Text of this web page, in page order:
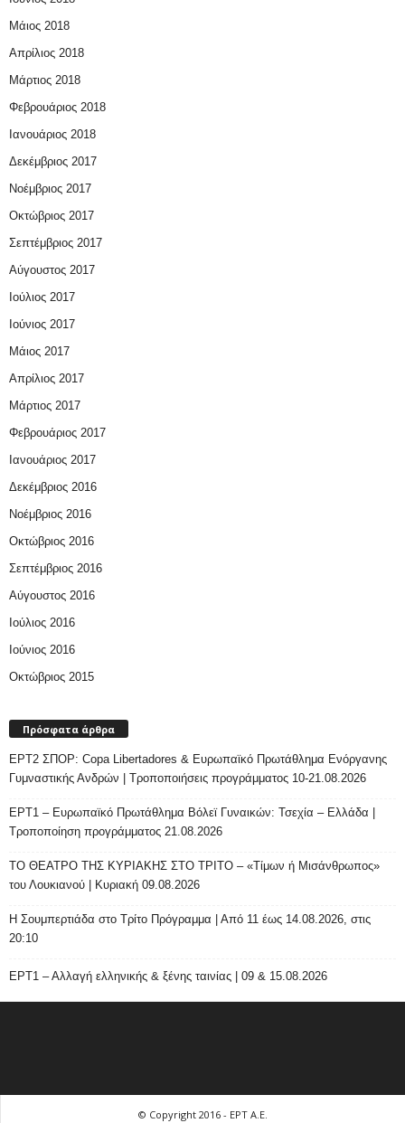
Μάιος 2018
Απρίλιος 2018
Μάρτιος 2018
Φεβρουάριος 2018
Ιανουάριος 2018
Δεκέμβριος 2017
Νοέμβριος 2017
Οκτώβριος 2017
Σεπτέμβριος 2017
Αύγουστος 2017
Ιούλιος 2017
Ιούνιος 2017
Μάιος 2017
Απρίλιος 2017
Μάρτιος 2017
Φεβρουάριος 2017
Ιανουάριος 2017
Δεκέμβριος 2016
Νοέμβριος 2016
Οκτώβριος 2016
Σεπτέμβριος 2016
Αύγουστος 2016
Ιούλιος 2016
Ιούνιος 2016
Οκτώβριος 2015
Πρόσφατα άρθρα
ΕΡΤ2 ΣΠΟΡ: Copa Libertadores & Ευρωπαϊκό Πρωτάθλημα Ενόργανης
Γυμναστικής Ανδρών | Τροποποιήσεις προγράμματος 10-21.08.2026
ΕΡΤ1 – Ευρωπαϊκό Πρωτάθλημα Βόλεϊ Γυναικών: Τσεχία – Ελλάδα |
Τροποποίηση προγράμματος 21.08.2026
ΤΟ ΘΕΑΤΡΟ ΤΗΣ ΚΥΡΙΑΚΗΣ ΣΤΟ ΤΡΙΤΟ – «Τίμων ή Μισάνθρωπος»
του Λουκιανού | Κυριακή 09.08.2026
H Σουμπερτιάδα στο Τρίτο Πρόγραμμα | Από 11 έως 14.08.2026, στις
20:10
ΕΡΤ1 – Αλλαγή ελληνικής & ξένης ταινίας | 09 & 15.08.2026
© Copyright 2016 - ΕΡΤ Α.Ε.